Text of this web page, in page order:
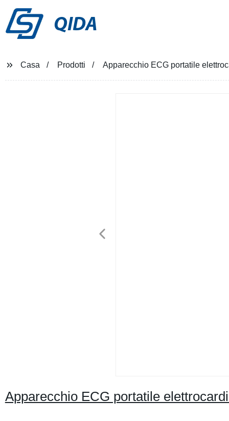
QIDA
Casa Prodotti Apparecchio ECG portatile
Apparecchio ECG portatile